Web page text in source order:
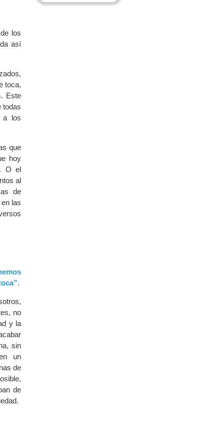
los
así
toca,
Este
todas
a los
que
hoy
O el
al
de
las
no
y la
sin
un
de
de